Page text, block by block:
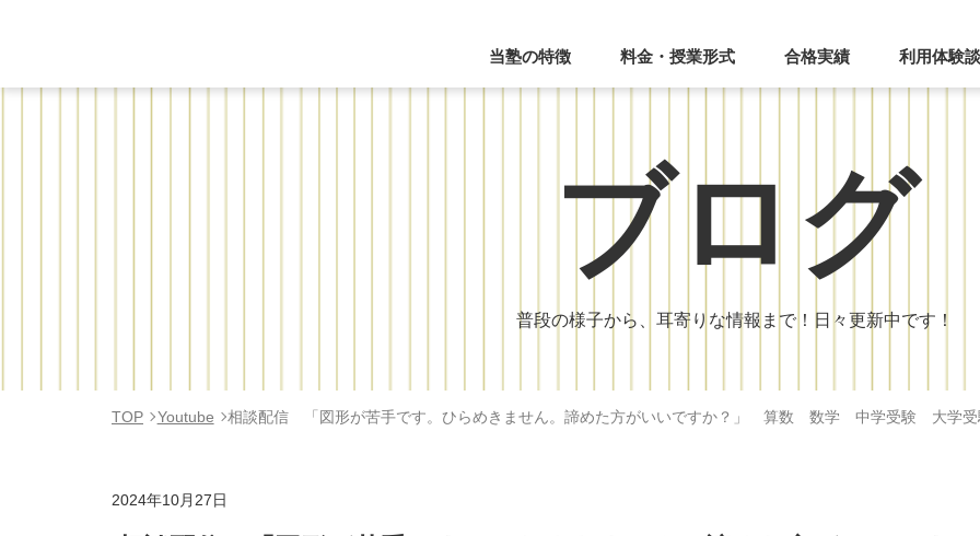
当塾の特徴 料金・授業形式 合格実績 利用体験談
ブログ
普段の様子から、耳寄りな情報まで！日々更新中です！
TOP Youtube 相談配信 「図形が苦手です。ひらめきません。諦めた方がいいですか？」 算数 数学 中学受験 大学
2024年10月27日